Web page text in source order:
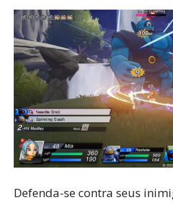
Defenda-se contra seus